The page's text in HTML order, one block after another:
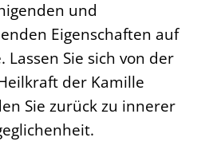
und
Eigenschaften auf
Lassen Sie sich von der
der Kamille
Sie zurück zu innerer